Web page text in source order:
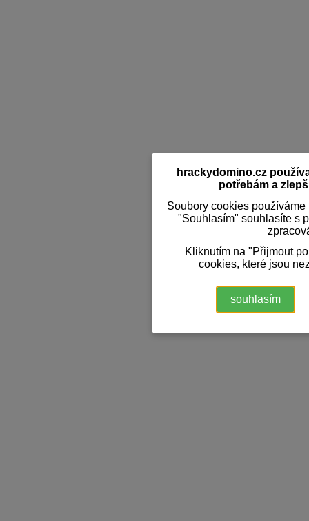
hrackydomino.cz
potřebám a
Soubory cookies
"Souhlasím" souhlasíte s
Kliknutím na "Přijmout
cookies, které jsou
souhlasím